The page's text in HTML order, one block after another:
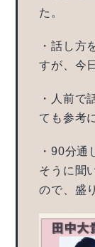
た。
・話し方
すが、今
・人前で
ても参考
・90分通
そうに聞
ので、盛